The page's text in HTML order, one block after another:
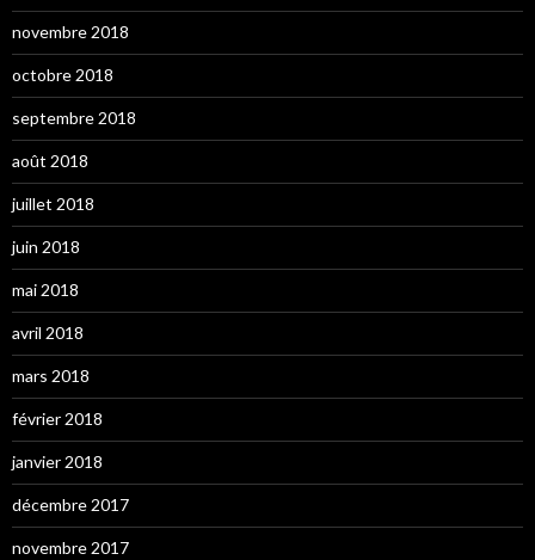
novembre 2018
octobre 2018
septembre 2018
août 2018
juillet 2018
juin 2018
mai 2018
avril 2018
mars 2018
février 2018
janvier 2018
décembre 2017
novembre 2017